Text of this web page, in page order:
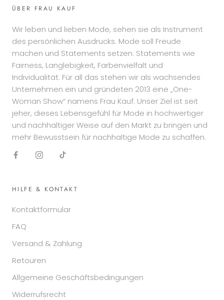
ÜBER FRAU KAUF
Wir leben und lieben Mode, sehen sie als Instrument
des persönlichen Ausdrucks. Mode soll Freude
machen und Statements setzen. Statements wie
Fairness, Langlebigkeit, Farbenvielfalt und
Individualität. Für all das stehen wir als wachsendes
Unternehmen ein und gründeten 2013 eine „One-
Woman Show“ namens Frau Kauf. Unser Ziel ist seit
jeher, dieses Lebensgefühl für Mode in hochwertiger
und nachhaltiger Weise auf den Markt zu bringen und
mehr Bewusstsein für nachhaltige Mode zu schaffen.
HILFE & KONTAKT
Kontaktformular
FAQ
Versand & Zahlung
Retouren
Allgemeine Geschäftsbedingungen
Widerrufsrecht